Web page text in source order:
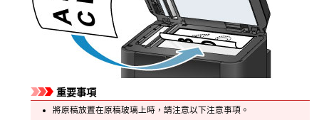
重要事項
將原稿放置在原稿玻璃上時，請注意以下注意事項。